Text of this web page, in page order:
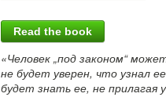
Read the book
«Человек „под законом“
не будет уверен, что узнал
будет знать ее, не